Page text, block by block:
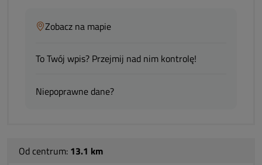
Zobacz na mapie
To Twój wpis? Przejmij nad nim kontrolę!
Niepoprawne dane?
Od centrum: 13.1 km